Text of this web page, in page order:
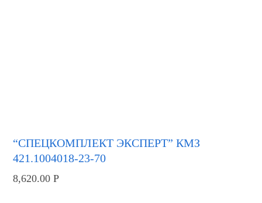
“СПЕЦКОМПЛЕКТ ЭКСПЕРТ” КМЗ
421.1004018-23-70
8,620.00Р